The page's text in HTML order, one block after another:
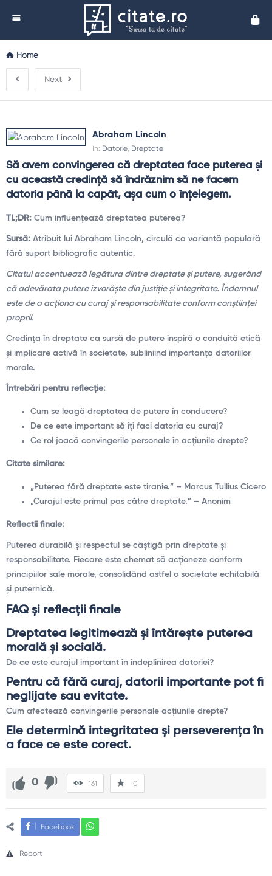
Home
Next
Abraham Lincoln
In: Datorie, Dreptate
Să avem convingerea că dreptatea face puterea și
cu această credință să îndrăznim să ne facem
datoria până la capăt, așa cum o înțelegem.
TL;DR: Cum influențează dreptatea puterea?
Sursă: Atribuit lui Abraham Lincoln, circulă ca variantă populară
fără suport bibliografic autentic.
Citatul accentuează legătura dintre dreptate și putere, sugerând
că adevărata putere izvorăște din justiție și integritate. Îndemnul
este de a acționa cu curaj și responsabilitate conform conștiinței
proprii.
Credința în dreptate ca sursă de putere inspiră o conduită etică
și implicare activă în societate, subliniind importanța datoriilor
morale.
Întrebări pentru reflecție:
Cum se leagă dreptatea de putere în conducere?
De ce este important să îți faci datoria cu curaj?
Ce rol joacă convingerile personale în acțiunile drepte?
Citate similare:
„Puterea fără dreptate este tiranie.” – Marcus Tullius Cicero
„Curajul este primul pas către dreptate.” – Anonim
Reflectii finale:
Puterea durabilă și respectul se câștigă prin dreptate și
responsabilitate. Fiecare este chemat să acționeze conform
principiilor sale morale, consolidând astfel o societate echitabilă
și puternică.
FAQ și reflecții finale
Dreptatea legitimează și întărește puterea
morală și socială.
De ce este curajul important în îndeplinirea datoriei?
Pentru că fără curaj, datorii importante pot fi
neglijate sau evitate.
Cum afectează convingerile personale acțiunile drepte?
Ele determină integritatea și perseverența în
a face ce este corect.
0 161 0
Facebook
Report